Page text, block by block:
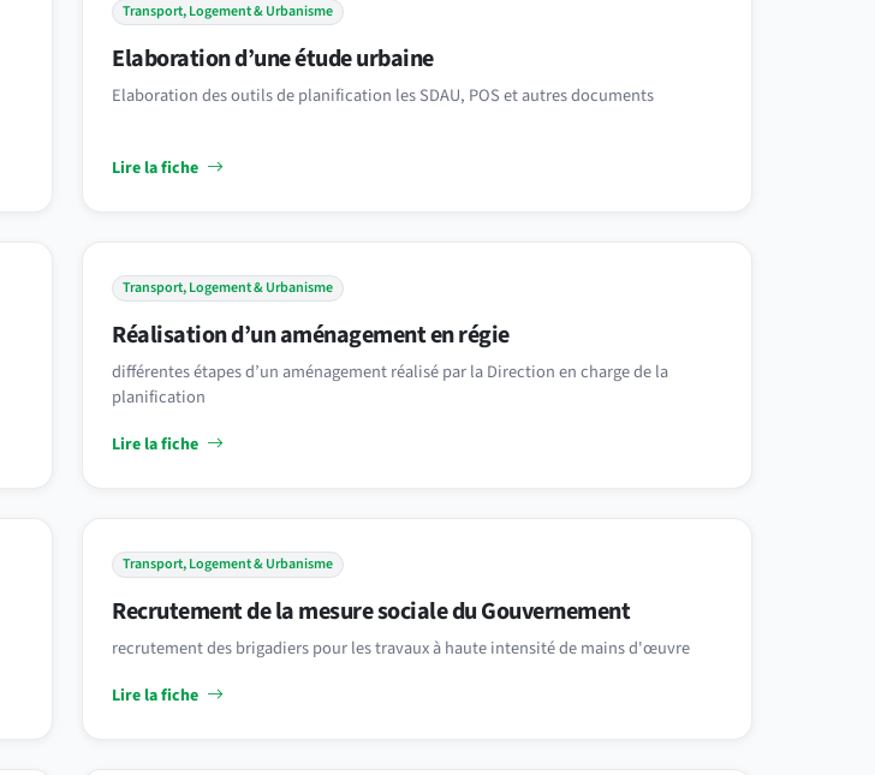
Transport, Logement & Urbanisme
Elaboration d’une étude urbaine
Elaboration des outils de planification les SDAU, POS et autres documents
Lire la fiche
Transport, Logement & Urbanisme
Réalisation d’un aménagement en régie
différentes étapes d’un aménagement réalisé par la Direction en charge de la
planification
Lire la fiche
Transport, Logement & Urbanisme
Recrutement de la mesure sociale du Gouvernement
recrutement des brigadiers pour les travaux à haute intensité de mains d'œuvre
Lire la fiche